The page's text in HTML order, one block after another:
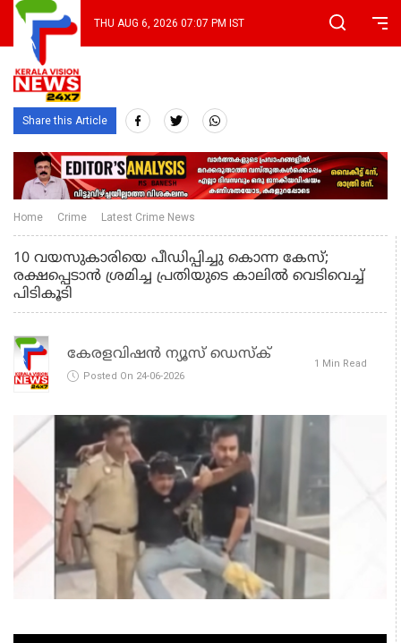
THU AUG 6, 2026 07:07 PM IST
Share this Article
Home Crime Latest Crime News
10 വയസുകാരിയെ പീഡിപ്പിച്ചു കൊന്ന കേസ്;
രക്ഷപ്പെടാന്‍ ശ്രമിച്ച പ്രതിയുടെ കാലില്‍ വെടിവെച്ച്
പിടികൂടി
കേരളവിഷൻ ന്യൂസ് ഡെസ്‌ക്
Posted On 24-06-2026
1 Min Read